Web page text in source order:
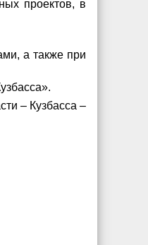
проектов, в
а также при
– Кузбасса –